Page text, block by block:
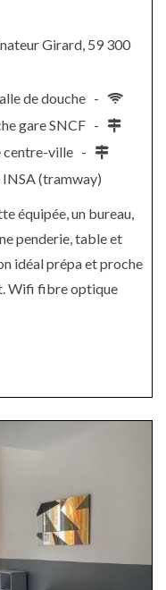
Girard, 59 300
de douche -
gare SNCF -
centre-ville -
(tramway)
équipée, un bureau,
penderie, table et
idéal prépa et proche
Wifi fibre optique